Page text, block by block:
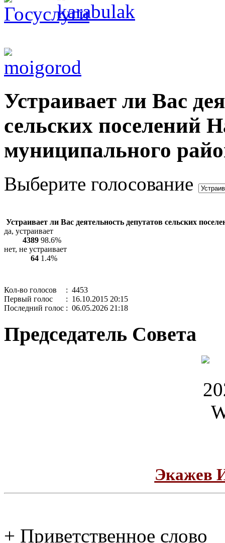
Устраивает ли Вас
сельских поселений
муниципального
Выберите голосование
Устраивает ли Вас деятельность депутатов сельских
да, устраивает
4389 98.6%
нет, не устраивает
64 1.4%
Кол-во голосов
: 4453
Первый голос
: 16.10.2015 20:15
Последний голос : 06.05.2026 21:18
Председатель Совета
Экажев
+ Приветственное слово